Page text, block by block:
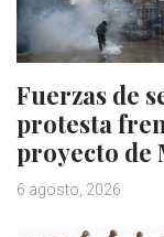
Fuerzas de
protesta
proyecto de
6 agosto, 2026